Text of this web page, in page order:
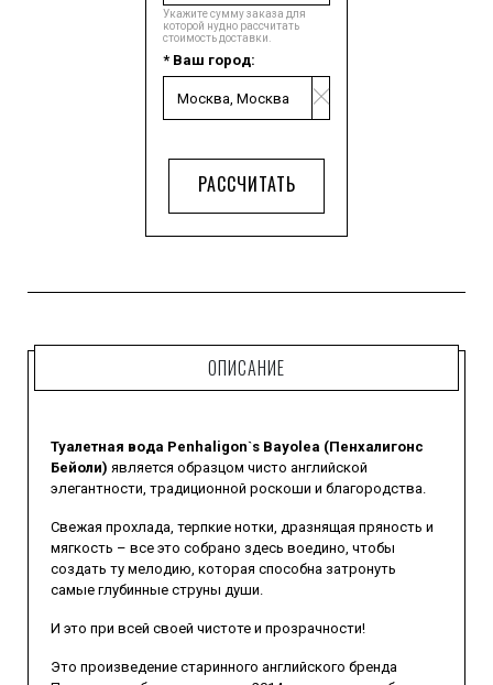
Укажите сумму заказа для
которой нудно рассчитать
стоимость доставки.
* Ваш город:
РАССЧИТАТЬ
ОПИСАНИЕ
Туалетная вода Penhaligon`s Bayolea (Пенхалигонс
Бейоли) является образцом чисто английской
элегантности, традиционной роскоши и благородства.
Свежая прохлада, терпкие нотки, дразнящая пряность и
мягкость – все это собрано здесь воедино, чтобы
создать ту мелодию, которая способна затронуть
самые глубинные струны души.
И это при всей своей чистоте и прозрачности!
Это произведение старинного английского бренда